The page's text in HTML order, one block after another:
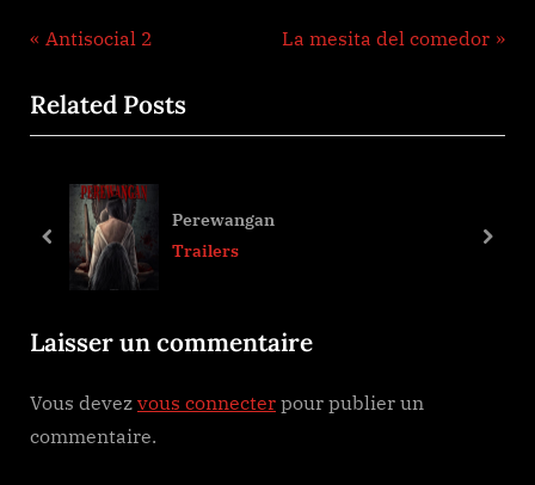
Navigation
de
l’article
P
e
v
u
o
t
:
Antisocial 2
N
t
La mesita del comedor
Related Posts
Perewangan
Trailers
prev next
Laisser un commentaire
Vous devez vous connecter pour publier un
commentaire.